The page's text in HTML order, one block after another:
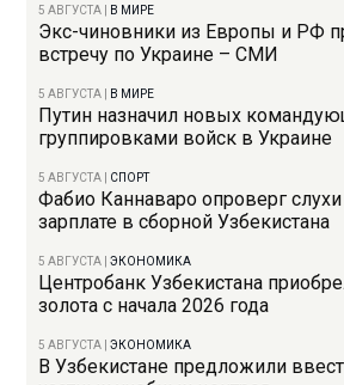
5 АВГУСТА В МИРЕ
Экс-чиновники из Европы и РФ
встречу по Украине – СМИ
5 АВГУСТА В МИРЕ
Путин назначил новых
группировками войск в Украине
5 АВГУСТА СПОРТ
Фабио Каннаваро опроверг
зарплате в сборной Узбекистана
5 АВГУСТА |ЭКОНОМИКА
Центробанк Узбекистана
золота с начала 2026 года
5 АВГУСТА |ЭКОНОМИКА
В Узбекистане предложили